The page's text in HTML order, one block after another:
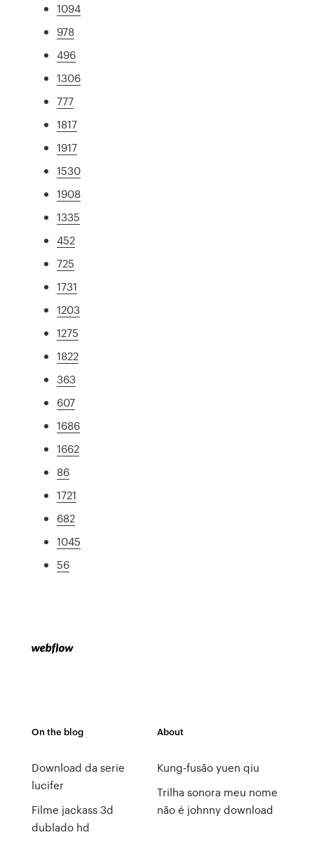
1094
978
496
1306
777
1817
1917
1530
1908
1335
452
725
1731
1203
1275
1822
363
607
1686
1662
86
1721
682
1045
56
On the blog
Download da serie
lucifer
Filme jackass 3d
dublado hd
About
Kung-fusão yuen qiu
Trilha sonora meu nome
não é johnny download